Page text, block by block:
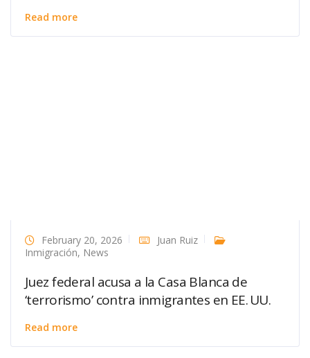
Read more
February 20, 2026
Juan Ruiz
Inmigración, News
Juez federal acusa a la Casa Blanca de
‘terrorismo’ contra inmigrantes en EE. UU.
Read more